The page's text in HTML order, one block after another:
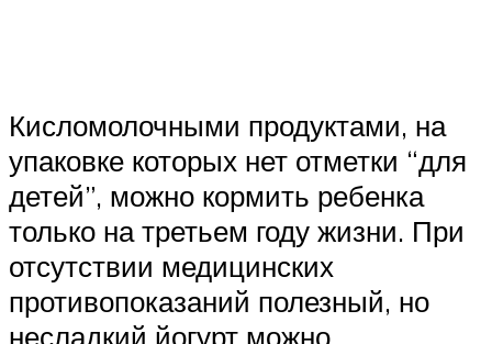
Кисломолочными продуктами, на
упаковке которых нет отметки “для
детей”, можно кормить ребенка
только на третьем году жизни. При
отсутствии медицинских
противопоказаний полезный, но
несладкий йогурт можно